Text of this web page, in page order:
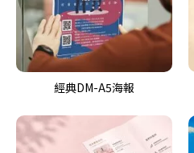
經典DM-A5海報